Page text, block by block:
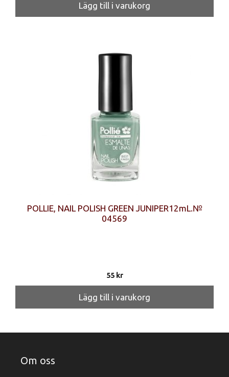
Lägg till i varukorg
POLLIE, NAIL POLISH GREEN JUNIPER12mL.№
04569
55 kr
Lägg till i varukorg
Om oss